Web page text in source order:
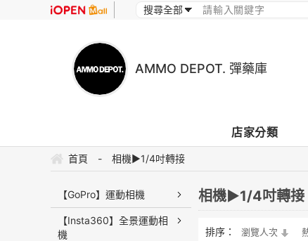
AMMO DEPOT. 彈藥庫
店家分類
首頁 - 相機▶1/4吋轉接
【GoPro】運動相機
【Insta360】全景運動相
機
相機▶1/4吋轉接
排序： 瀏覽人次